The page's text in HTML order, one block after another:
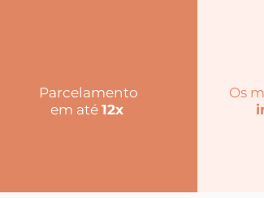
Parcelamento
em até 12x
Os